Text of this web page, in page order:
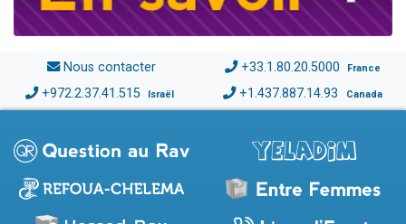
Nous contacter +33.1.80.20.5000 France
+972.2.37.41.515 Israël +1.437.887.14.93 Canada